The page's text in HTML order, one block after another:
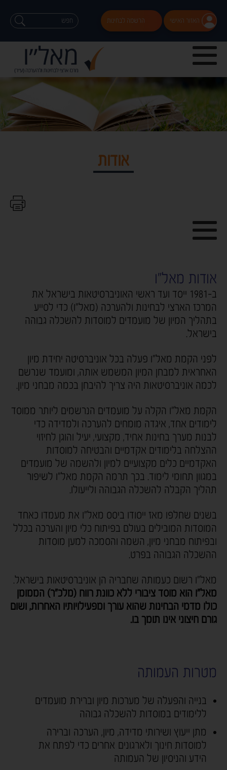
האזור האישי הרשמה לבחינות
אודות
אודות מאל"ו
ב-1981 ייסד ועד ראשי האוניברסיטאות בישראל את
המרכז הארצי לבחינות ולהערכה (מאל"ו) כדי לסייע
בתהליך המיון של מועמדים למוסדות להשכלה גבוהה
בישראל.
לפני הקמת מאל"ו פעלה בכל אוניברסיטה יחידת מיון
האחראית למבחן המיון המשמש אותה, ומועמד שנרשם
לכמה אוניברסיטאות היה צריך להיבחן בכמה מבחני מיון.
הקמת מאל"ו הקלה על מועמדים הנרשמים ליותר ממוסד
לימודים אחד, איגדה מומחים להערכה ולמדידה כדי
לבנות מערך בחינות אחיד, מקצועי, יעיל והוגן לחיזוי
ההצלחה בלימודים אקדמיים והבטיחה למוסדות
האקדמיים כלים מקצועיים למיון ולהשמה של מועמדים
במגוון תחומי לימוד. בכך תרמה הקמת מאל"ו לשיפור
תהליך הקבלה להשכלה הגבוהה ולייעולו.
בשנים שחלפו מאז ייסודו ביסס מאל"ו את מעמדו כאחד
המוסדות המובילים בעולם בפיתוח כלי מיון והערכה בכלל
ובפיתוח מבחני מיון, השמה והסמכה למען מוסדות
ההשכלה הגבוהה בפרט.
מאל"ו רשום כעמותה שחבריה הן אוניברסיטאות בישראל.
מאל"ו הוא מוסד ציבורי ללא כוונת רווח (מלכ"ר) הממומן
כולו מדמי הבחינות שהוא עורך ומפעילויותיו האחרות, ושום
גורם חיצוני אינו תומך בו.
מטרות העמותה
בנייה והפעלה של מערכות מיון וברירת מועמדים
ללימודים במוסדות להשכלה גבוהה
מתן ייעוץ ושירותי מדידה, מיון, הערכה וברירה
למוסדות חינוך ולארגונים אחרים כדי לפתח את
הידע והניסיון של העמותה